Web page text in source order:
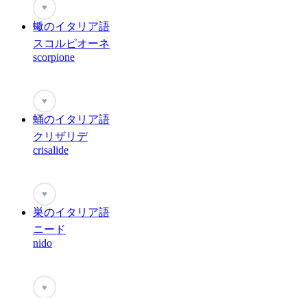
♥
蠍のイタリア語
スコルピオーネ
scorpione
♥
蛹のイタリア語
クリザリデ
crisalide
♥
巣のイタリア語
ニード
nido
♥